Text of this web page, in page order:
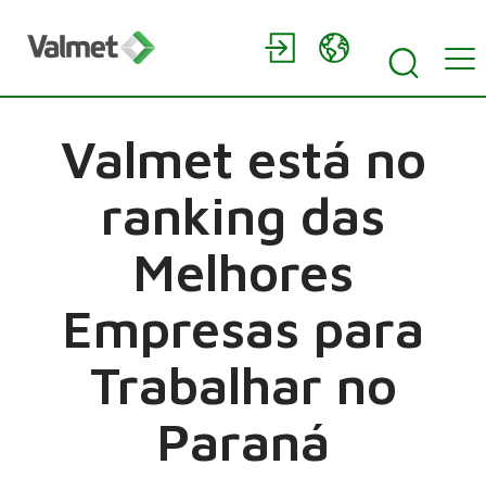
Valmet está no
ranking das
Melhores
Empresas para
Trabalhar no
Paraná